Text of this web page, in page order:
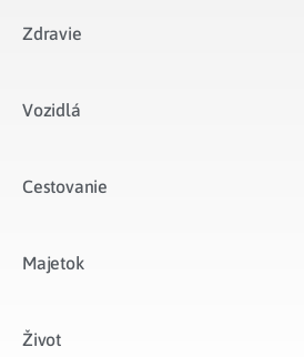
Zdravie
Vozidlá​
Cestovanie
Majetok​
Život​